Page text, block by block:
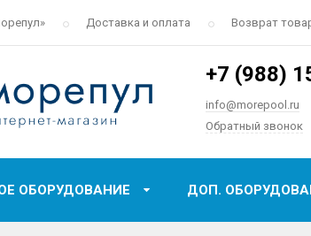
Доставка и оплата Возврат
Обратный звонок
+7 (988)
info@morepool.ru
ОБОРУДОВАНИЕ ДОП.